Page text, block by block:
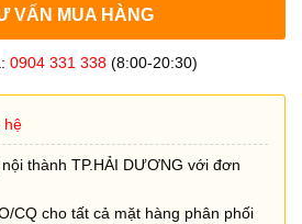
VẤN MUA HÀNG
0904 331 338(8:00-20:30)
hệ
thành TP.HẢI DƯƠNG với đơn
CQ cho tất cả mặt hàng phân phối